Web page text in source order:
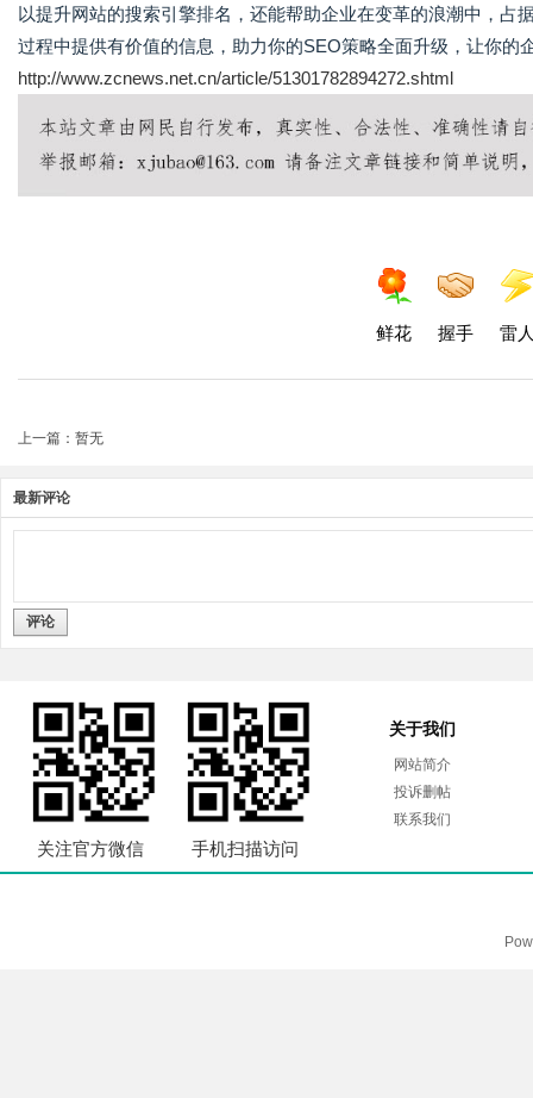
以提升网站的搜索引擎排名，还能帮助企业在变革的浪潮中，
过程中提供有价值的信息，助力你的SEO策略全面升级，让你的
http://www.zcnews.net.cn/article/51301782894272.shtml
鲜花 握手 雷
上一篇：暂无
最新评论
评论
关注官方微信 手机扫描访问
关于我们
网站简介
投诉删帖
联系我们